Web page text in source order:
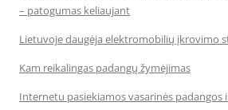
– patogumas keliaujant
Lietuvoje daugėja elektromobilių įkrovimo
Kam reikalingas padangų žymėjimas
Internetu pasiekiamos vasarinės